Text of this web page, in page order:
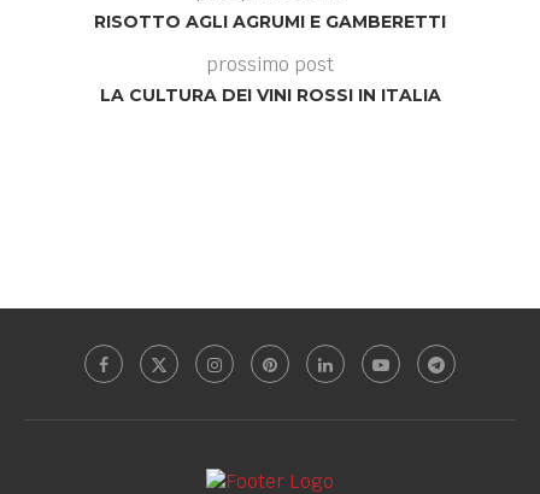
RISOTTO AGLI AGRUMI E GAMBERETTI
prossimo post
LA CULTURA DEI VINI ROSSI IN ITALIA